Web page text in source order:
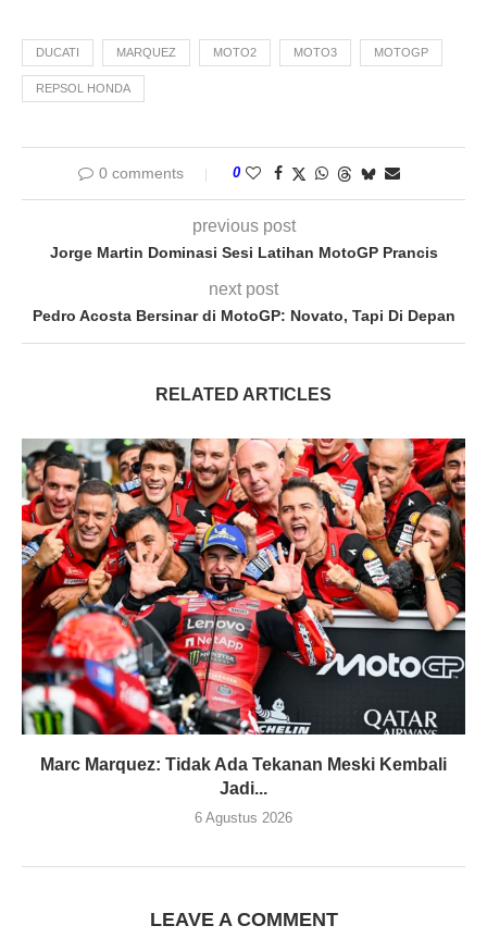
DUCATI MARQUEZ MOTO2 MOTO3 MOTOGP
REPSOL HONDA
0 comments 0
previous post
Jorge Martin Dominasi Sesi Latihan MotoGP Prancis
next post
Pedro Acosta Bersinar di MotoGP: Novato, Tapi Di Depan
RELATED ARTICLES
Marc Marquez: Tidak Ada Tekanan Meski Kembali
Jadi...
6 Agustus 2026
LEAVE A COMMENT